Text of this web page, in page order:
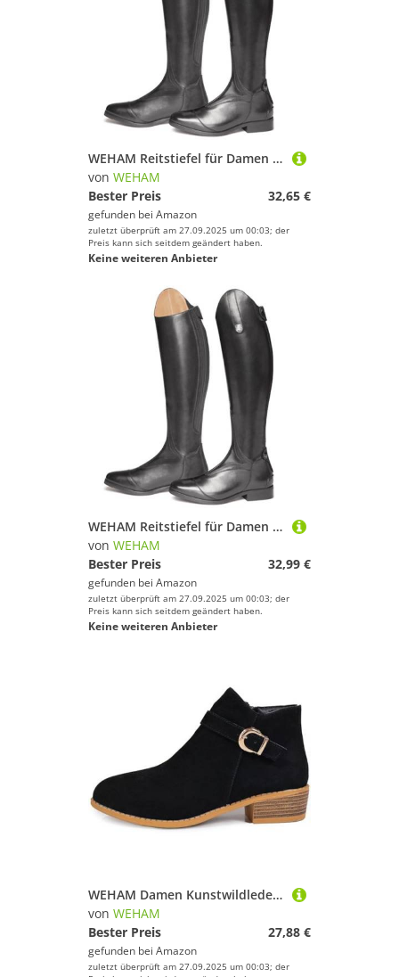
WEHAM Reitstiefel für Damen und Herren, Retro-Ritterstiefel aus PU-Leder, modische Outdoor-Reitstiefel für Pferderennen, Lange Stiefel für den täglichen Gebrauch,Schwarz,45
von WEHAM
Bester Preis
32,65 €
gefunden bei Amazon
zuletzt überprüft am 27.09.2025 um 00:03; der
Preis kann sich seitdem geändert haben.
Keine weiteren Anbieter
WEHAM Reitstiefel für Damen und Herren, Retro-Ritterstiefel aus PU-Leder, modische Outdoor-Reitstiefel für Pferderennen, Lange Stiefel für den täglichen Gebrauch,Schwarz,48
von WEHAM
Bester Preis
32,99 €
gefunden bei Amazon
zuletzt überprüft am 27.09.2025 um 00:03; der
Preis kann sich seitdem geändert haben.
Keine weiteren Anbieter
WEHAM Damen Kunstwildleder Stiefeletten Runde Zehe Chunky Niedriger Absatz Reißverschluss Knöchel Stiefel mit Schnalle,Schwarz,41
von WEHAM
Bester Preis
27,88 €
gefunden bei Amazon
zuletzt überprüft am 27.09.2025 um 00:03; der